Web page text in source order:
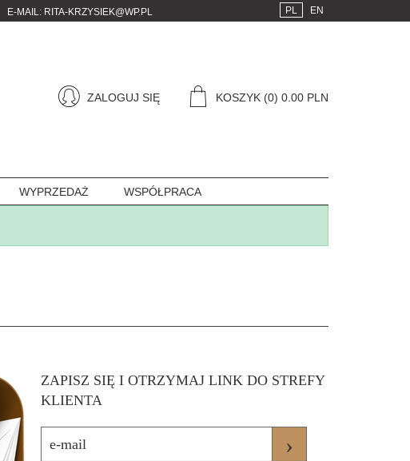
E-MAIL: RITA-KRZYSIEK@WP.PL PL EN
ZALOGUJ SIĘ KOSZYK (0) 0.00 PLN
WYPRZEDAŻ WSPÓŁPRACA
ZAPISZ SIĘ I OTRZYMAJ LINK DO STREFY
KLIENTA
›